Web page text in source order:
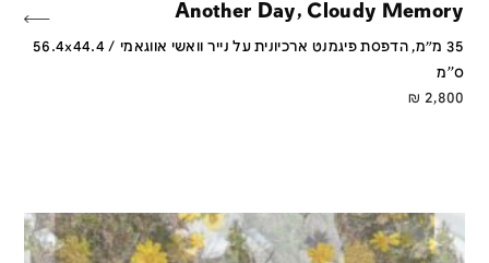
Another Day, Cloudy Memory
35 מ״מ, הדפסת פיגמנט ארכיונית על נייר וואשי אווגאמי / 56.4x44.4
ס''מ
2,800
₪